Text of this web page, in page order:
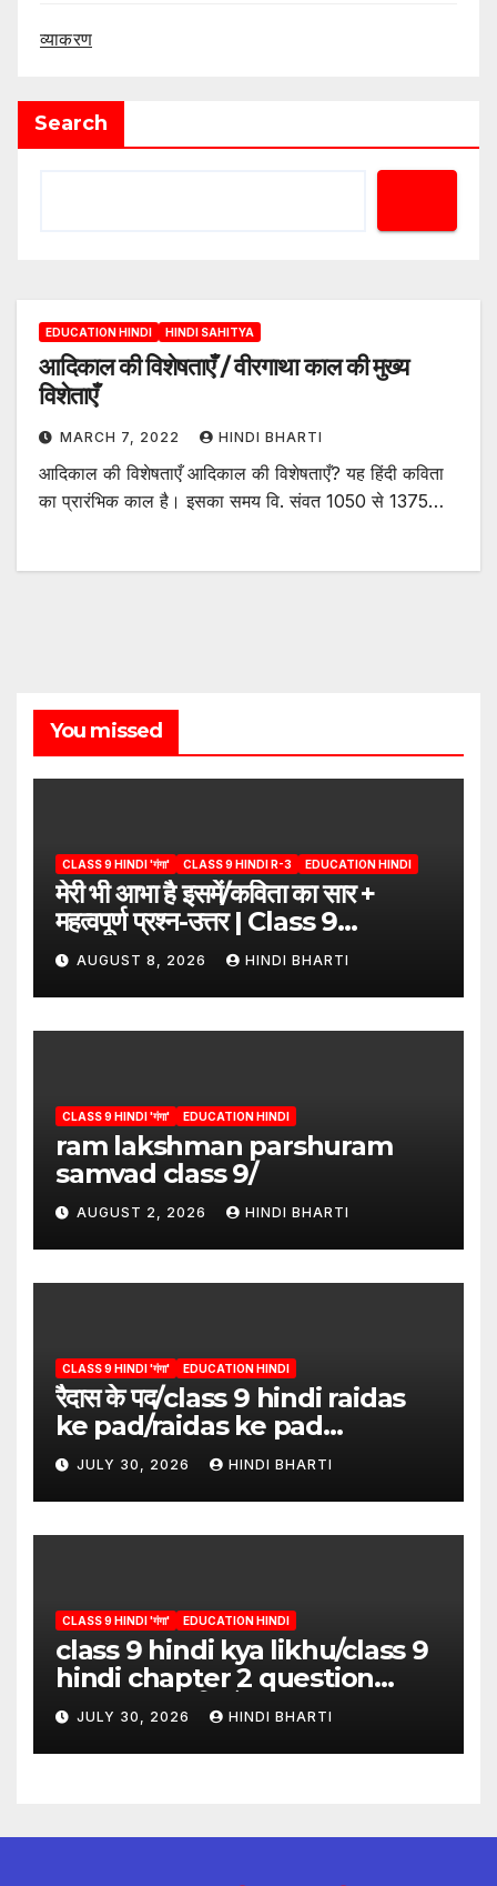
व्याकरण
Search
EDUCATION HINDI HINDI SAHITYA
आदिकाल की विशेषताएँ / वीरगाथा काल की मुख्य
विशेताएँ
MARCH 7, 2022 HINDI BHARTI
आदिकाल की विशेषताएँ आदिकाल की विशेषताएँ? यह हिंदी कविता
का प्रारंभिक काल है। इसका समय वि. संवत 1050 से 1375…
You missed
CLASS 9 HINDI 'गंगा' CLASS 9 HINDI R-3 EDUCATION HINDI
मेरी भी आभा है इसमें/कविता का सार +
महत्वपूर्ण प्रश्न-उत्तर | Class 9
Hindi”/meri bhi abha hai isme
question answers
AUGUST 8, 2026 HINDI BHARTI
CLASS 9 HINDI 'गंगा' EDUCATION HINDI
ram lakshman parshuram
samvad class 9/
AUGUST 2, 2026 HINDI BHARTI
CLASS 9 HINDI 'गंगा' EDUCATION HINDI
रैदास के पद/class 9 hindi raidas
ke pad/raidas ke pad
question answer/raidas ke
pad class 9
JULY 30, 2026 HINDI BHARTI
CLASS 9 HINDI 'गंगा' EDUCATION HINDI
class 9 hindi kya likhu/class 9
hindi chapter 2 question
answer/क्या लिखूँ-पदुमलाल/class 9
hindi
JULY 30, 2026 HINDI BHARTI